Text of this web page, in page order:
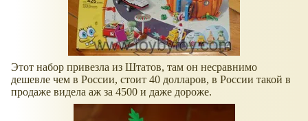
Этот набор привезла из Штатов, там он несравнимо
дешевле чем в России, стоит 40 долларов, в России такой в
продаже видела аж за 4500 и даже дороже.